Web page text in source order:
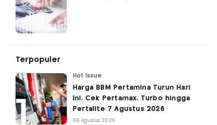
Terpopuler
Hot Issue
Harga BBM Pertamina Turun Hari
Ini, Cek Pertamax, Turbo hingga
Pertalite 7 Agustus 2026
06 Agustus 2026